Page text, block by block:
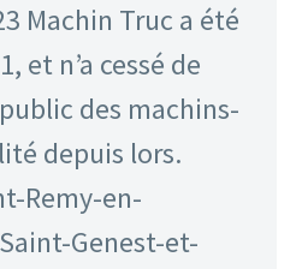
Machin Truc a été
et n’a cessé de
des machins-
depuis lors.
Remy-en-
Genest-et-